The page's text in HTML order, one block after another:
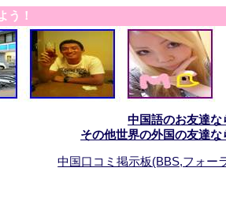
う！
中国語のお友達な
その他世界の外国の友達な
中国口コミ掲示板(BBS,フォー